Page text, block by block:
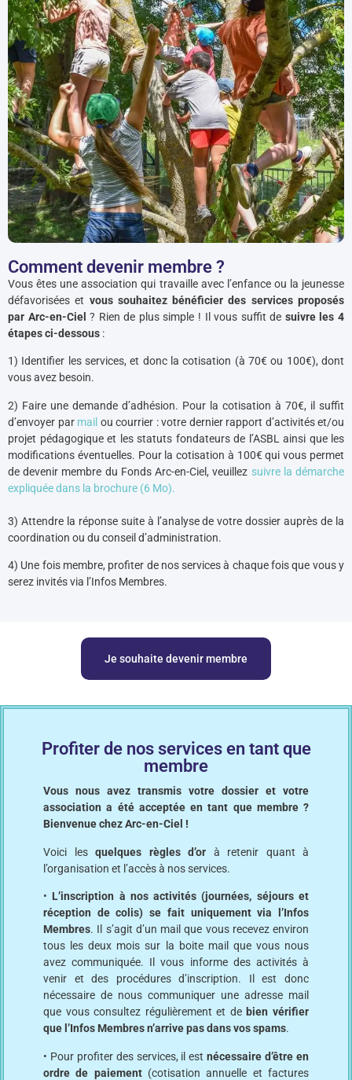
Comment devenir membre ?
Vous êtes une association qui travaille avec l’enfance ou la jeunesse
défavorisées et vous souhaitez bénéficier des services proposés
par Arc-en-Ciel ? Rien de plus simple ! Il vous suffit de suivre les 4
étapes ci-dessous :
1) Identifier les services, et donc la cotisation (à 70€ ou 100€), dont
vous avez besoin.
2) Faire une demande d’adhésion. Pour la cotisation à 70€, il suffit
d’envoyer par mail ou courrier : votre dernier rapport d’activités et/ou
projet pédagogique et les statuts fondateurs de l’ASBL ainsi que les
modifications éventuelles. Pour la cotisation à 100€ qui vous permet
de devenir membre du Fonds Arc-en-Ciel, veuillez suivre la démarche
expliquée dans la brochure (6 Mo).
3) Attendre la réponse suite à l’analyse de votre dossier auprès de la
coordination ou du conseil d’administration.
4) Une fois membre, profiter de nos services à chaque fois que vous y
serez invités via l’Infos Membres.
Je souhaite devenir membre
Profiter de nos services en tant que
membre
Vous nous avez transmis votre dossier et votre
association a été acceptée en tant que membre ?
Bienvenue chez Arc-en-Ciel !
Voici les quelques règles d’or à retenir quant à
l’organisation et l’accès à nos services.
• L’inscription à nos activités (journées, séjours et
réception de colis) se fait uniquement via l’Infos
Membres. Il s’agit d’un mail que vous recevez environ
tous les deux mois sur la boite mail que vous nous
avez communiquée. Il vous informe des activités à
venir et des procédures d’inscription. Il est donc
nécessaire de nous communiquer une adresse mail
que vous consultez régulièrement et de bien vérifier
que l’Infos Membres n’arrive pas dans vos spams.
• Pour profiter des services, il estnécessaire d’être en
ordre de paiement(cotisation annuelle et factures